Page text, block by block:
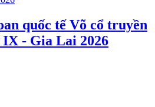
quốc tế Võ cổ truyền
- Gia Lai 2026